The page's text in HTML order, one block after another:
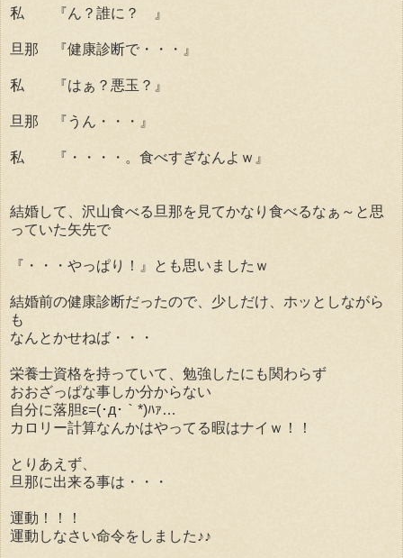
私 『ん？誰に？ 』
旦那 『健康診断で・・・』
私 『はぁ？悪玉？』
旦那 『うん・・・』
私 『・・・・。食べすぎなんよｗ』
結婚して、沢山食べる旦那を見てかなり食べるなぁ～と思
っていた矢先で
『・・・やっぱり！』とも思いましたｗ
結婚前の健康診断だったので、少しだけ、ホッとしながら
も
なんとかせねば・・・
栄養士資格を持っていて、勉強したにも関わらず
おおざっぱな事しか分からない
自分に落胆ε=(･д･｀*)ﾊｧ…
カロリー計算なんかはやってる暇はナイｗ！！
とりあえず、
旦那に出来る事は・・・
運動！！！
運動しなさい命令をしました♪♪